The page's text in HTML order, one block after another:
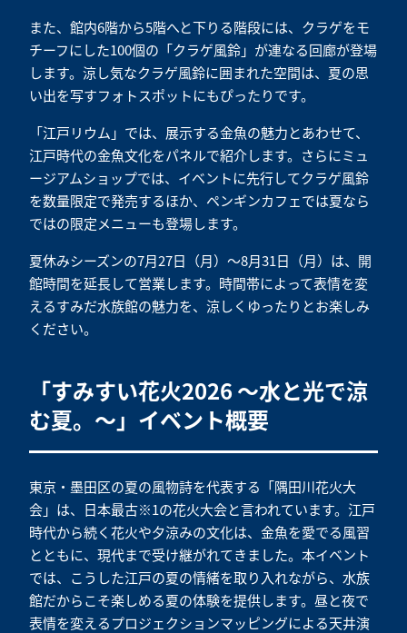
また、館内6階から5階へと下りる階段には、クラゲをモ
チーフにした100個の「クラゲ風鈴」が連なる回廊が登場
します。涼し気なクラゲ風鈴に囲まれた空間は、夏の思
い出を写すフォトスポットにもぴったりです。
「江戸リウム」では、展示する金魚の魅力とあわせて、
江戸時代の金魚文化をパネルで紹介します。さらにミュ
ージアムショップでは、イベントに先行してクラゲ風鈴
を数量限定で発売するほか、ペンギンカフェでは夏なら
ではの限定メニューも登場します。
夏休みシーズンの7月27日（月）～8月31日（月）は、開
館時間を延長して営業します。時間帯によって表情を変
えるすみだ水族館の魅力を、涼しくゆったりとお楽しみ
ください。
「すみすい花火2026 ～水と光で涼
む夏。～」イベント概要
東京・墨田区の夏の風物詩を代表する「隅田川花火大
会」は、日本最古※1の花火大会と言われています。江戸
時代から続く花火や夕涼みの文化は、金魚を愛でる風習
とともに、現代まで受け継がれてきました。本イベント
では、こうした江戸の夏の情緒を取り入れながら、水族
館だからこそ楽しめる夏の体験を提供します。昼と夜で
表情を変えるプロジェクションマッピングによる天井演